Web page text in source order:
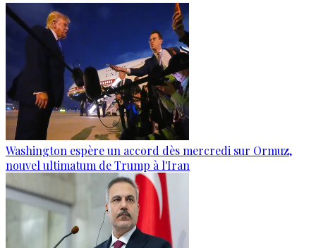
Washington espère un accord dès mercredi sur Ormuz,
nouvel ultimatum de Trump à l'Iran